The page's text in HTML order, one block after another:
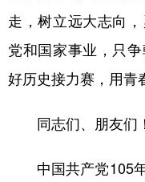
走，树立远大志向
党和国家事业，只
好历史接力赛，用青
同志们、朋友们！
中国共产党105年